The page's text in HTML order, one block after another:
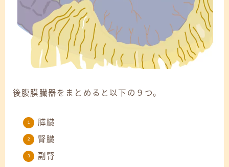
後腹膜臓器をまとめると以下の９つ。
膵臓
腎臓
副腎